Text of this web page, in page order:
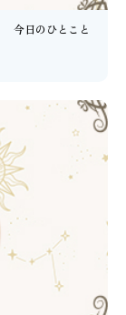
今日のひとこと